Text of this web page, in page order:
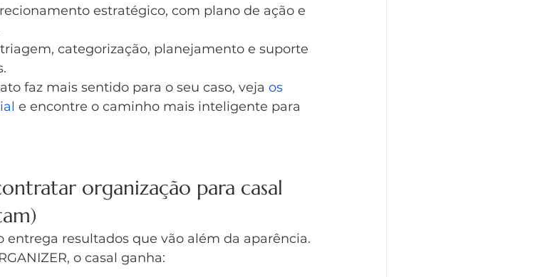
estratégico, com plano de ação e
categorização, planejamento e suporte
faz mais sentido para o seu caso, veja os
e encontre o caminho mais inteligente para
organização para casal
resultados que vão além da aparência.
o casal ganha: